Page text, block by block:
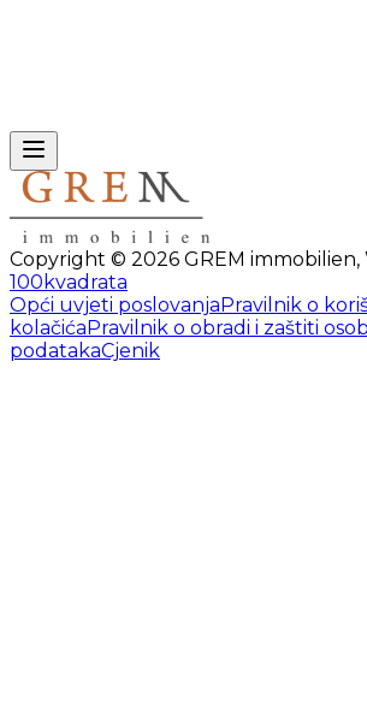
Copyright © 2026 GREM immobilien,
100kvadrata
Opći uvjeti poslovanjaPravilnik o
kolačićaPravilnik o obradi i zaštiti
podatakaCjenik